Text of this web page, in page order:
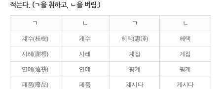
적는다. (ㄱ을 취하고, ㄴ을 버림.)
ㄱ ㄴ ㄱ ㄴ
계수(桂樹) 게수 혜택(惠澤) 헤택
사례(謝禮) 사레 계집 게집
연몌(連袂) 연메 핑계 핑게
폐품(廢品) 페품 계시다 게시다